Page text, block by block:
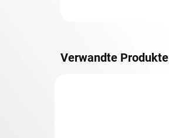
Verwandte Produkte